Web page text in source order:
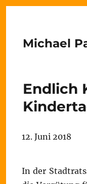
Michael
Endlich
12. Juni 2018
In der